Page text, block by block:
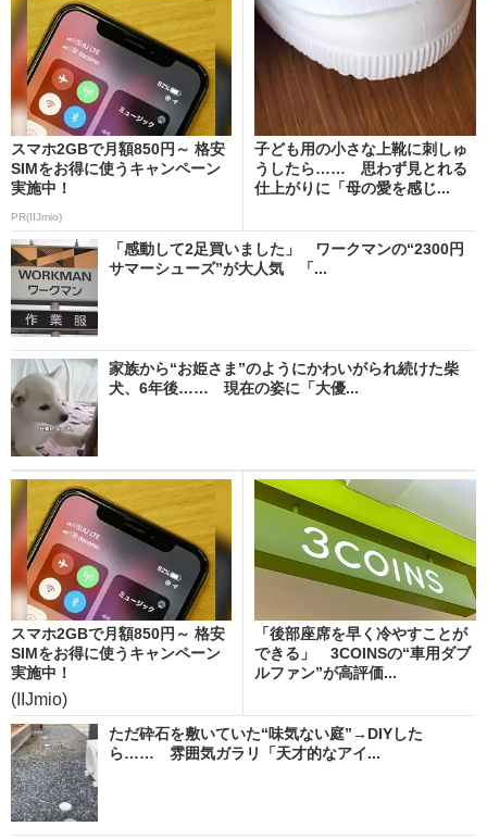
スマホ2GBで月額850円～ 格安
SIMをお得に使うキャンペーン
実施中！
PR(IIJmio)
子ども用の小さな上靴に刺しゅ
うしたら…… 思わず見とれる
仕上がりに「母の愛を感じ...
「感動して2足買いました」 ワークマンの“2300円
サマーシューズ”が大人気 「...
家族から“お姫さま”のようにかわいがられ続けた柴
犬、6年後…… 現在の姿に「大優...
スマホ2GBで月額850円～ 格安
SIMをお得に使うキャンペーン
実施中！
(IIJmio)
「後部座席を早く冷やすことが
できる」 3COINSの“車用ダブ
ルファン”が高評価...
ただ砕石を敷いていた“味気ない庭”→DIYした
ら…… 雰囲気ガラリ「天才的なアイ...